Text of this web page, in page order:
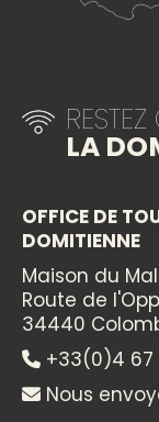
LA
OFFICE DE
DOMITIENNE
Maison du
Route de
34440
+33(0)4 67
Nous